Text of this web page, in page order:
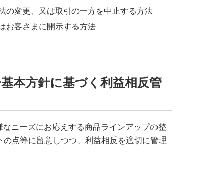
の変更、又は取引の一方を中止する方法
お客さまに開示する方法
本方針に基づく利益相反管
ニーズにお応えする商品ラインアップの整
点等に留意しつつ、利益相反を適切に管理